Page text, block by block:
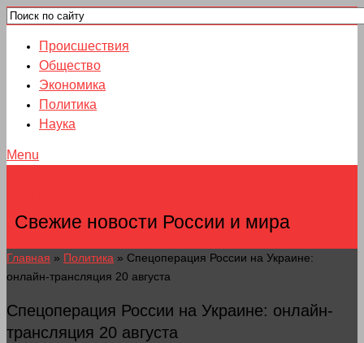
Происшествия
Общество
Экономика
Политика
Наука
Menu
Свежие новости России и мира
Главная » Политика » Спецоперация России на Украине:
онлайн-трансляция 20 августа
Спецоперация России на Украине: онлайн-
трансляция 20 августа